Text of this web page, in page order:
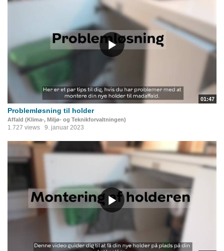
01:47
Problemløsning til holder
Affald (Klima-, Miljø- og Teknikforvaltningen)
1.727 views 9. januar 2023